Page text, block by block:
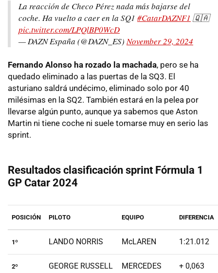
La reacción de Checo Pérez nada más bajarse del
coche. Ha vuelto a caer en la SQ1 #CatarDAZNF1 🇶🇦
pic.twitter.com/LPQlBP0WcD
— DAZN España (@DAZN_ES)November 29, 2024
Fernando Alonso ha rozado la machada, pero se ha
quedado eliminado a las puertas de la SQ3. El
asturiano saldrá undécimo, eliminado solo por 40
milésimas en la SQ2. También estará en la pelea por
llevarse algún punto, aunque ya sabemos que Aston
Martin ni tiene coche ni suele tomarse muy en serio las
sprint.
Resultados clasificación sprint Fórmula 1
GP Catar 2024
POSICIÓN PILOTO EQUIPO DIFERENCIA
1º LANDO NORRIS McLAREN 1:21.012
2º GEORGE RUSSELL MERCEDES + 0,063